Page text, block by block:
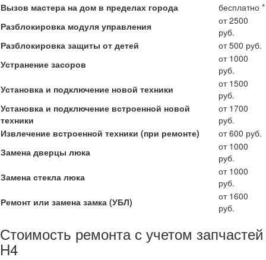
Вызов мастера на дом в пределах города
бесплатно *
Разблокировка модуля управления
от 2500
руб.
Разблокировка защиты от детей
от 500 руб.
Устранение засоров
от 1000
руб.
Установка и подключение новой техники
от 1500
руб.
Установка и подключение встроенной новой
техники
от 1700
руб.
Извлечение встроенной техники (при ремонте)
от 600 руб.
Замена дверцы люка
от 1000
руб.
Замена стекла люка
от 1000
руб.
Ремонт или замена замка (УБЛ)
от 1600
руб.
Стоимость ремонта с учетом запчастей
H4